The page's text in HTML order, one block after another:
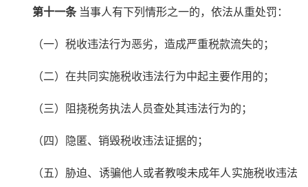
第十一条 当事人有下列情形之一的，依法从重处罚：
（一）税收违法行为恶劣，造成严重税款流失的；
（二）在共同实施税收违法行为中起主要作用的；
（三）阻挠税务执法人员查处其违法行为的；
（四）隐匿、销毁税收违法证据的；
（五）胁迫、诱骗他人或者教唆未成年人实施税收违法